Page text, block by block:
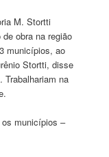
M. Stortti
obra na região
municípios, ao
Stortti, disse
Trabalhariam na
municípios –